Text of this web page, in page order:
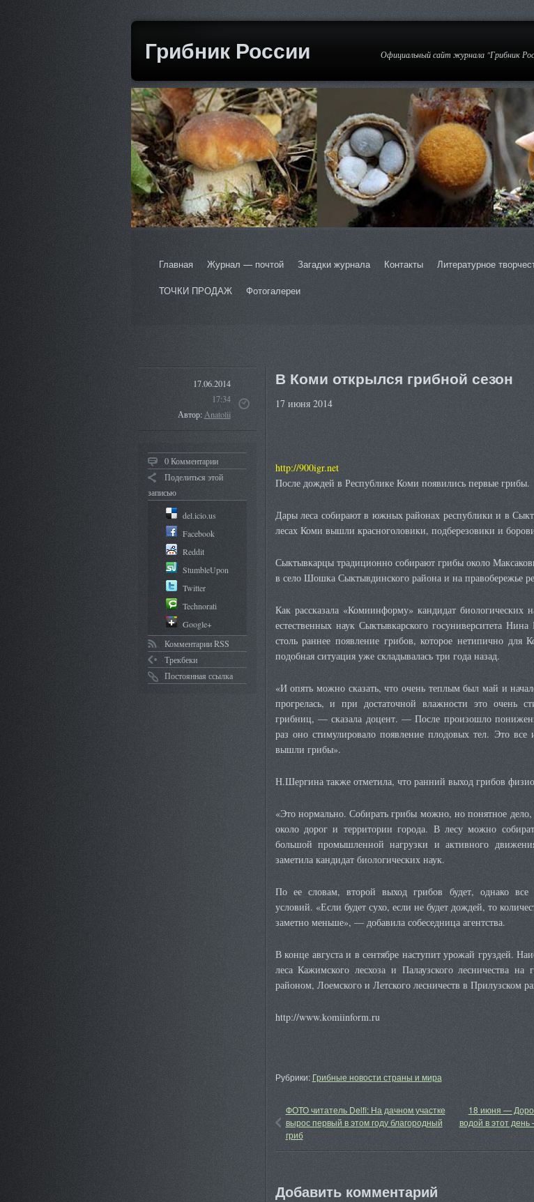
Грибник России Официальный сайт журнала "Грибник
Главная Журнал — почтой Загадки журнала Контакты Литературное
ТОЧКИ ПРОДАЖ
Фотогалереи
17.06.2014
17:34
Автор:Anatolii
0 Комментарии
Поделиться этой
записью
del.icio.us
Facebook
Reddit
StumbleUpon
Twitter
Technorati
Google+
Комментарии RSS
Трекбеки
Постоянная ссылка
В Коми открылся грибной сезон
17 июня 2014
http://900igr.net
После дождей в Республике Коми появились первые грибы.
Дары леса собирают в южных районах республики и в
лесах Коми вышли красноголовики, подберезовики и
Сыктывкарцы традиционно собирают грибы около
в село Шошка Сыктывдинского района и на правобережье
Как рассказала «Комиинформу» кандидат биологических
естественных наук Сыктывкарского госуниверситета
столь раннее появление грибов, которое нетипично для
подобная ситуация уже складывалась три года назад.
«И опять можно сказать, что очень теплым был май и
прогрелась, и при достаточной влажности это очень
грибниц, — сказала доцент. — После произошло
раз оно стимулировало появление плодовых тел. Это
вышли грибы».
Н.Шергина также отметила, что ранний выход грибов
«Это нормально. Собирать грибы можно, но понятное дело,
около дорог и территории города. В лесу можно
большой промышленной нагрузки и активного
заметила кандидат биологических наук.
По ее словам, второй выход грибов будет, однако все
условий. «Если будет сухо, если не будет дождей, то
заметно меньше», — добавила собеседница агентства.
В конце августа и в сентябре наступит урожай груздей.
леса Кажимского лесхоза и Палаузского лесничества на
районом, Лоемского и Летского лесничеств в Прилузском
http://www.komiinform.ru
Рубрики: Грибные новости страны и мира
ФОТО читатель Delfi: На дачном участке
вырос первый в этом году благородный
гриб
18 июня —
водой в этот
Добавить комментарий